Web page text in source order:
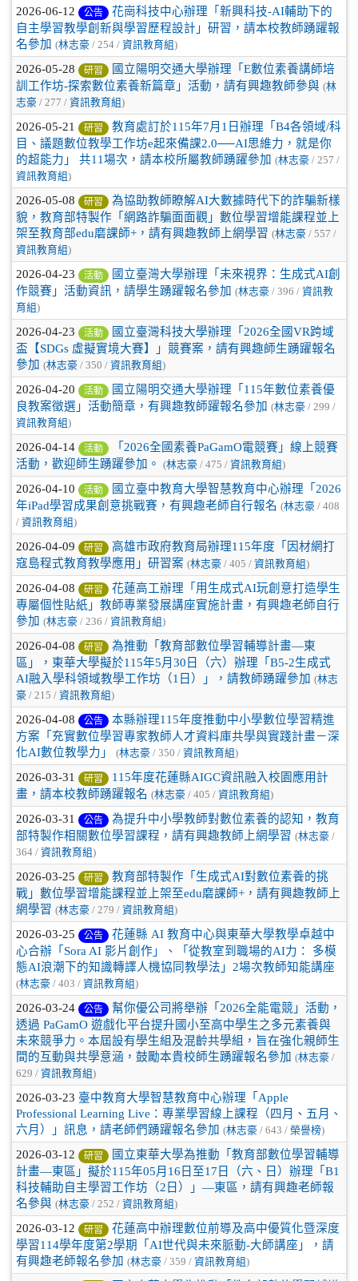
2026-06-12 公告
花崗科技中心辦理「新興科技-AI輔助下的
自主學習教學創新與學習歷程設計」研習，請本校教師踴躍報
名參加 (林志豪 / 254 / 資訊教育組)
2026-05-28 研習
國立陽明交通大學辦理「E數位素養講師培
訓工作坊-探索數位素養新篇章」活動，請有興趣教師參與 (林
志豪 / 277 / 資訊教育組)
2026-05-21 研習
教育處訂於115年7月1日辦理「B4各領域/科
目、議題數位教學工作坊e起來備課2.0──AI思維力，就是你
的超能力」 共11場次，請本校所屬教師踴躍參加 (林志豪 / 257 /
資訊教育組)
2026-05-08 研習
為協助教師瞭解AI大數據時代下的詐騙新樣
貌，教育部特製作「網路詐騙面面觀」數位學習增能課程並上
架至教育部edu磨課師+，請有興趣教師上網學習 (林志豪 / 557 /
資訊教育組)
2026-04-23 活動
國立臺灣大學辦理「未來視界：生成式AI創
作競賽」活動資訊，請學生踴躍報名參加 (林志豪 / 396 / 資訊教
育組)
2026-04-23 活動
國立臺灣科技大學辦理「2026全國VR跨域
盃【SDGs 虛擬實境大賽】」競賽案，請有興趣師生踴躍報名
參加 (林志豪 / 350 / 資訊教育組)
2026-04-20 活動
國立陽明交通大學辦理「115年數位素養優
良教案徵選」活動簡章，有興趣教師躍報名參加 (林志豪 / 299 /
資訊教育組)
2026-04-14 活動
「2026全國素養PaGamO電競賽」線上競賽
活動，歡迎師生踴躍參加。
(林志豪 / 475 / 資訊教育組)
2026-04-10 活動
國立臺中教育大學智慧教育中心辦理「2026
年iPad學習成果創意挑戰賽，有興趣老師自行報名 (林志豪 / 408
/ 資訊教育組)
2026-04-09 研習
高雄市政府教育局辦理115年度「因材網打
寇島程式教育教學應用」研習案 (林志豪 / 405 / 資訊教育組)
2026-04-08 研習
花蓮高工辦理「用生成式AI玩創意打造學生
專屬個性貼紙」教師專業發展講座實施計畫，有興趣老師自行
參加 (林志豪 / 236 / 資訊教育組)
2026-04-08 研習
為推動「教育部數位學習輔導計畫—東
區」，東華大學擬於115年5月30日（六）辦理「B5-2生成式
AI融入學科領域教學工作坊（1日）」，請教師踴躍參加 (林志
豪 / 215 / 資訊教育組)
2026-04-08 公告
本縣辦理115年度推動中小學數位學習精進
方案「充實數位學習專家教師人才資料庫共學與實踐計畫－深
化AI數位教學力」
(林志豪 / 350 / 資訊教育組)
2026-03-31 研習
115年度花蓮縣AIGC資訊融入校園應用計
畫，請本校教師踴躍報名 (林志豪 / 405 / 資訊教育組)
2026-03-31 公告
為提升中小學教師對數位素養的認知，教育
部特製作相關數位學習課程，請有興趣教師上網學習 (林志豪 /
364 / 資訊教育組)
2026-03-25 研習
教育部特製作「生成式AI對數位素養的挑
戰」數位學習增能課程並上架至edu磨課師+，請有興趣教師上
網學習 (林志豪 / 279 / 資訊教育組)
2026-03-25 公告
花蓮縣 AI 教育中心與東華大學教學卓越中
心合辦「Sora AI 影片創作」、「從教室到職場的AI力： 多模
態AI浪潮下的知識轉譯人機協同教學法」2場次教師知能講座
(林志豪 / 403 / 資訊教育組)
2026-03-24 公告
幫你優公司將舉辦「2026全能電競」活動，
透過 PaGamO 遊戲化平台提升國小至高中學生之多元素養與
未來競爭力。本屆設有學生組及混齡共學組，旨在強化親師生
間的互動與共學意涵，鼓勵本貴校師生踴躍報名參加 (林志豪 /
629 / 資訊教育組)
2026-03-23 臺中教育大學智慧教育中心辦理「Apple
Professional Learning Live：專業學習線上課程（四月、五月、
六月）」訊息，請老師們踴躍報名參加 (林志豪 / 643 / 榮譽榜)
2026-03-12 研習
國立東華大學為推動「教育部數位學習輔導
計畫—東區」擬於115年05月16日至17日（六、日）辦理「B1
科技輔助自主學習工作坊（2日）」—東區，請有興趣老師報
名參與 (林志豪 / 252 / 資訊教育組)
2026-03-12 研習
花蓮高中辦理數位前導及高中優質化暨深度
學習114學年度第2學期「AI世代與未來脈動-大師講座」，請
有興趣老師報名參加 (林志豪 / 359 / 資訊教育組)